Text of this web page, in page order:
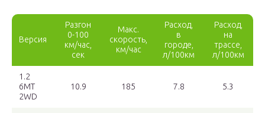
Версия
Разгон
0-100
км/час,
сек
Макс.
скорость,
км/час
Расход,
в
городе,
л/100км
Расход,
на
трассе,
л/100км
1.2
6MT
2WD
10.9 185 7.8 5.3